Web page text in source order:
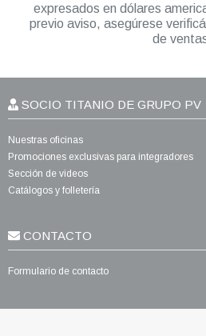
expresados en dólares
previo aviso, asegúrese
de
SOCIO TITANIO DE GRUPO PV
Nuestras oficinas
Promociones exclusivas para integradores
Sección de videos
Catálogos y folletería
CONTACTO
Formulario de contacto